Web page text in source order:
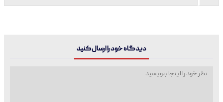
دیدگاه خود را ارسال کنید